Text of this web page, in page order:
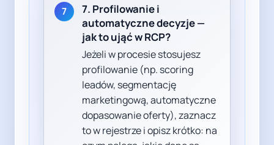
7
7. Profilowanie i
automatyczne decyzje —
jak to ująć w RCP?
Jeżeli w procesie stosujesz
profilowanie (np. scoring
leadów, segmentację
marketingową, automatyczne
dopasowanie oferty), zaznacz
to w rejestrze i opisz krótko: na